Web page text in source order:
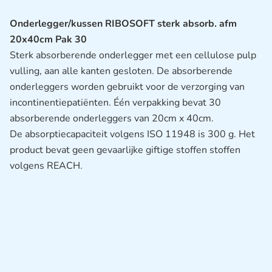
Onderlegger/kussen RIBOSOFT sterk absorb. afm
20x40cm Pak 30
Sterk absorberende onderlegger met een cellulose pulp
vulling, aan alle kanten gesloten. De absorberende
onderleggers worden gebruikt voor de verzorging van
incontinentiepatiënten. Één verpakking bevat 30
absorberende onderleggers van 20cm x 40cm.
De absorptiecapaciteit volgens ISO 11948 is 300 g. Het
product bevat geen gevaarlijke giftige stoffen stoffen
volgens REACH.